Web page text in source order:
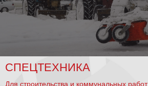
СПЕЦТЕХНИКА
Для строительства и коммунальных работ